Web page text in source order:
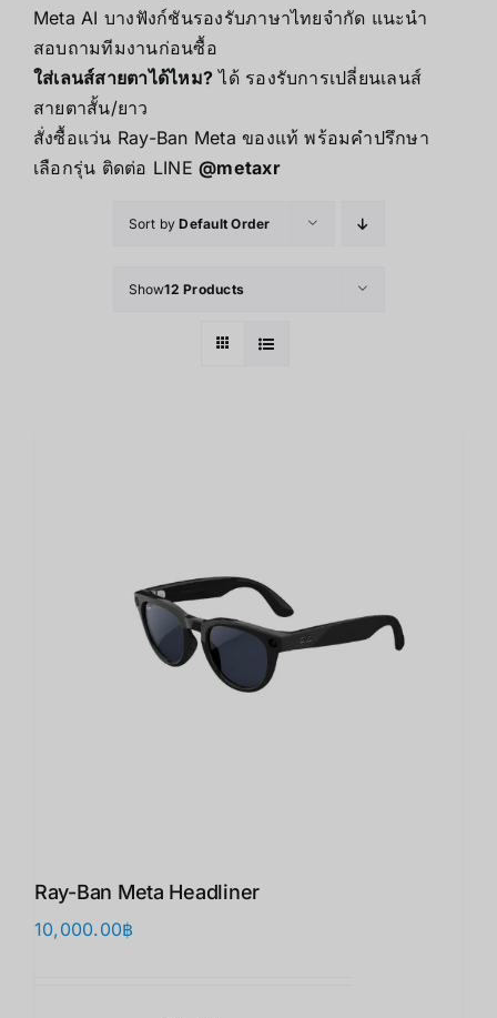
Meta AI บางฟังก์ชันรองรับภาษาไทยจำกัด แนะนำ
สอบถามทีมงานก่อนซื้อ
ใส่เลนส์สายตาได้ไหม? ได้ รองรับการเปลี่ยนเลนส์
สายตาสั้น/ยาว
สั่งซื้อแว่น Ray-Ban Meta ของแท้ พร้อมคำปรึกษา
เลือกรุ่น ติดต่อ LINE@metaxr
Sort byDefault Order
Show12 Products
Ray-Ban Meta Headliner
10,000.00฿